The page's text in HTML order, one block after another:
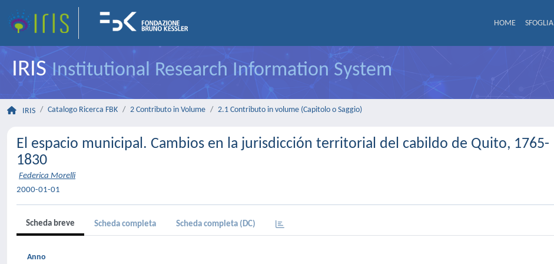
HOME SFOGLIA
IRISInstitutional Research Information System
IRIS Catalogo Ricerca FBK 2 Contributo in Volume 2.1 Contributo in volume (Capitolo o Saggio)
El espacio municipal. Cambios en la jurisdicción territorial del cabildo de Quito, 1765-
1830
Federica Morelli
2000-01-01
Scheda breve Scheda completa Scheda completa (DC)
Anno